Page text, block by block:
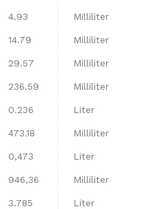
4.93 Milliliter
14.79 Milliliter
29.57 Milliliter
236.59 Milliliter
0.236 Liter
473.18 Milliliter
0,473 Liter
946,36 Milliliter
3.785 Liter